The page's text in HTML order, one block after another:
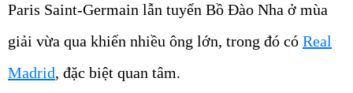
Paris Saint-Germain lẫn tuyển Bồ Đào Nha ở mùa
giải vừa qua khiến nhiều ông lớn, trong đó có Real
Madrid, đặc biệt quan tâm.